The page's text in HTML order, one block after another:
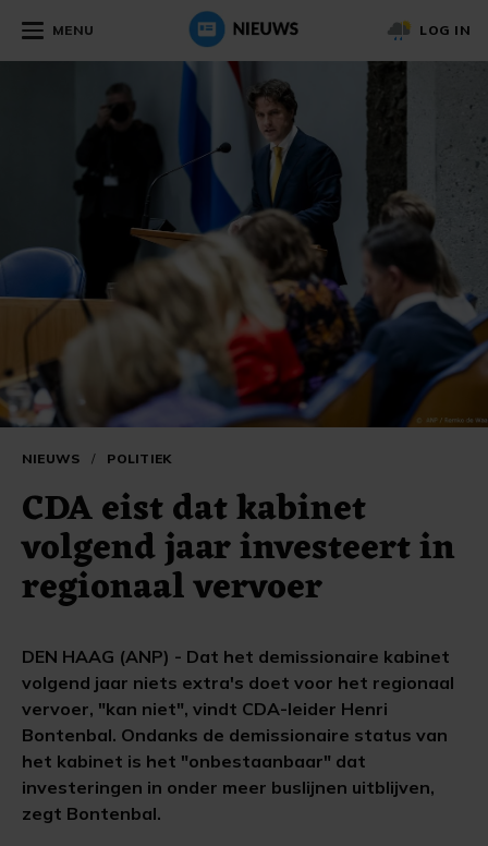
MENU LOG IN
NIEUWS / POLITIEK
CDA eist dat kabinet
volgend jaar investeert in
regionaal vervoer
DEN HAAG (ANP) - Dat het demissionaire kabinet
volgend jaar niets extra's doet voor het regionaal
vervoer, "kan niet", vindt CDA-leider Henri
Bontenbal. Ondanks de demissionaire status van
het kabinet is het "onbestaanbaar" dat
investeringen in onder meer buslijnen uitblijven,
zegt Bontenbal.